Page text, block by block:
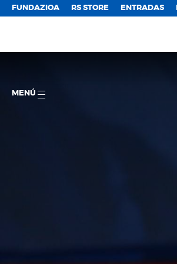
FUNDAZIOA RS STORE ENTRADAS
MENÚ